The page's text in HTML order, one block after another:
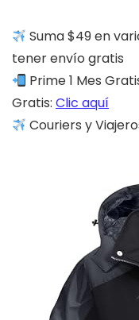
Suma $49 en
tener envío gratis
Prime 1 Mes
Gratis: Clic aquí
Couriers y